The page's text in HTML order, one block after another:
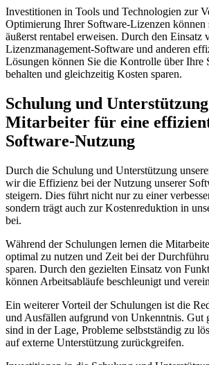
Investitionen⁣ in Tools und⁣ Technologien zur
Optimierung Ihrer Software-Lizenzen können
äußerst‍ rentabel erweisen. Durch den Einsatz
Lizenzmanagement-Software und anderen
Lösungen können ⁣Sie die Kontrolle über Ihre
⁢behalten und gleichzeitig Kosten sparen.
Schulung und
Mitarbeiter​ für eine
Software-Nutzung
Durch die ⁤Schulung⁢ und Unterstützung
wir die Effizienz bei ⁣der Nutzung unserer
steigern. Dies führt nicht nur zu einer
sondern trägt auch ⁢zur Kostenreduktion ⁣in
bei.
Während der Schulungen lernen die
optimal zu nutzen und Zeit bei der
sparen. Durch ⁣den ‍gezielten Einsatz⁤ von
können Arbeitsabläufe beschleunigt⁣ und
Ein weiterer ​Vorteil⁣ der ‍Schulungen ist die
und Ausfällen ​aufgrund von Unkenntnis. Gut
sind in der Lage, ​Probleme selbstständig zu
auf externe Unterstützung ⁢zurückgreifen.